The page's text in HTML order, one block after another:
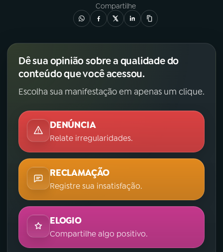
Compartilhe
Dê sua opinião sobre a qualidade do
conteúdo que você acessou.
Escolha sua manifestação em apenas um clique.
DENÚNCIA
Relate irregularidades.
RECLAMAÇÃO
Registre sua insatisfação.
ELOGIO
Compartilhe algo positivo.